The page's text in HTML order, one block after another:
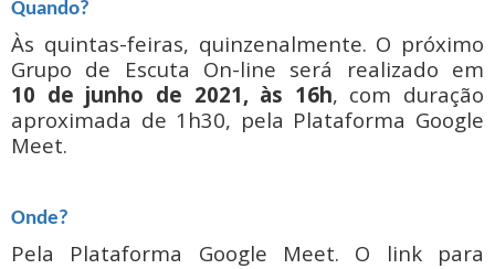
Quando?
Às quintas-feiras, quinzenalmente. O próximo
Grupo de Escuta On-line será realizado em
10 de junho de 2021, às 16h, com duração
aproximada de 1h30, pela Plataforma Google
Meet.
Onde?
Pela Plataforma Google Meet. O link para